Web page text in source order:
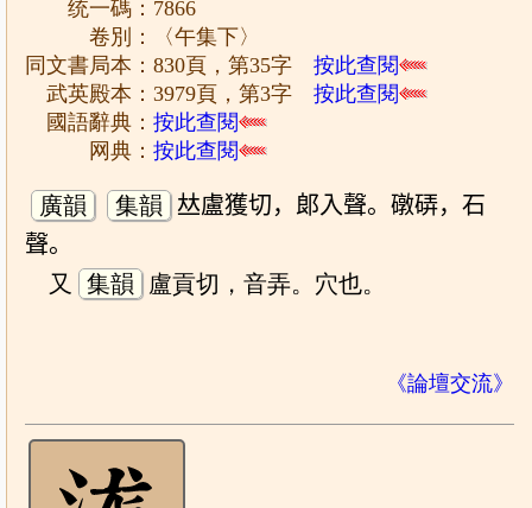
统一碼：7866
卷別：〈午集下〉
同文書局本：830頁，第35字按此查閱
武英殿本：3979頁，第3字按此查閱
國語辭典：按此查閱
网典：按此查閱
廣韻 集韻
𠀤盧獲切，郞入聲。礅硦，石
聲。
又
集韻 盧貢切，音弄。穴也。
《論壇交流》